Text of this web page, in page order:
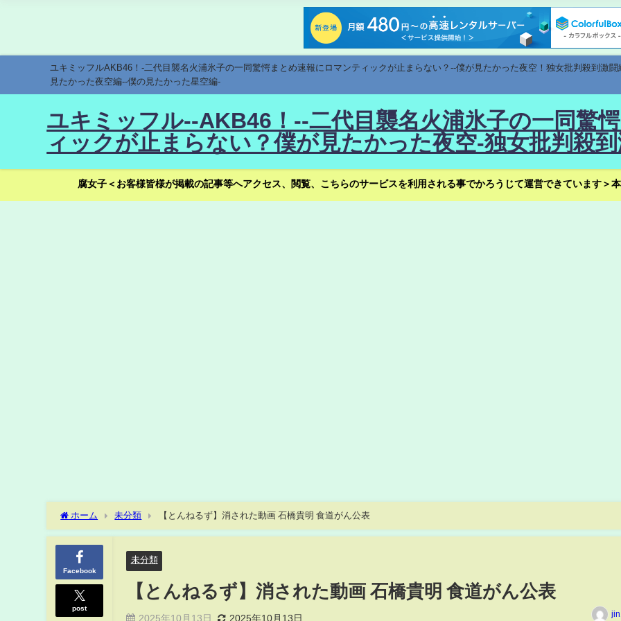
ユキミッフルAKB46！-二代目襲名火浦氷子の一同驚愕まとめ速報にロマンティックが止まらない？--僕が見たかった夜空！独女批判殺到激
見たかった夜空編--僕の見たかった星空編-
ユキミッフル--AKB46！--二代目襲名火浦氷子の一同驚
ィックが止まらない？僕が見たかった夜空-独女批判殺
腐女子＜お客様皆様が掲載の記事等へアクセス、閲覧、こちらのサービスを利用される事でかろうじて運営できています＞
ホーム 未分類 【とんねるず】消された動画 石橋貴明 食道がん公表
Facebook
post
未分類
【とんねるず】消された動画 石橋貴明 食道がん公表
2025年10月13日 2025年10月13日